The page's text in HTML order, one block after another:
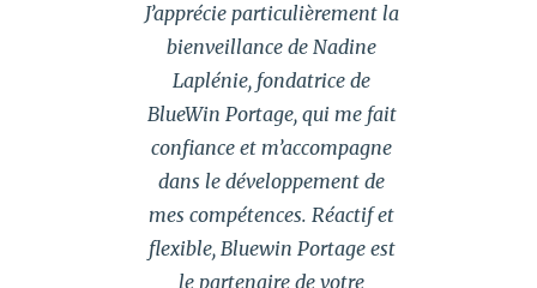
J’apprécie particulièrement la
bienveillance de Nadine
Laplénie, fondatrice de
BlueWin Portage, qui me fait
confiance et m’accompagne
dans le développement de
mes compétences. Réactif et
flexible, Bluewin Portage est
le partenaire de votre